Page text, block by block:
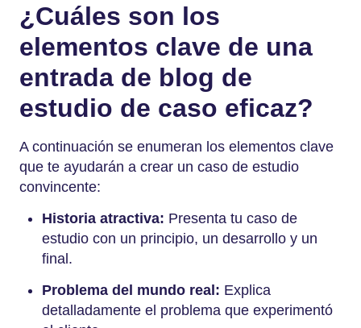
¿Cuáles son los
elementos clave de una
entrada de blog de
estudio de caso eficaz?
A continuación se enumeran los elementos clave
que te ayudarán a crear un caso de estudio
convincente:
Historia atractiva: Presenta tu caso de
estudio con un principio, un desarrollo y un
final.
Problema del mundo real: Explica
detalladamente el problema que experimentó